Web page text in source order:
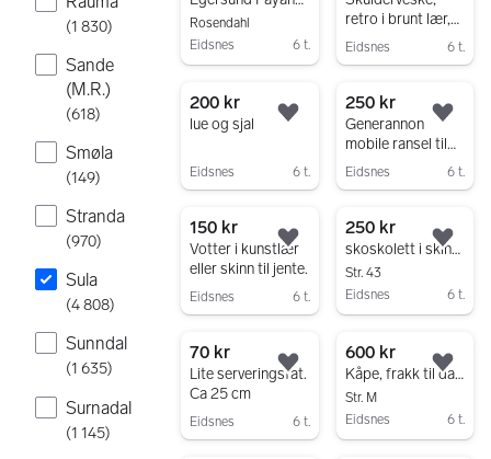
(1 830)
Sande
(M.R.)
(618)
Smøla
(149)
Stranda
(970)
Sula
(4 808)
Sunndal
(1 635)
Surnadal
(1 145)
Rosendahl
Eidsnes
6 t.
retro i brunt lær,
skinn.
Eidsnes 6 t.
200 kr
lue og sjal
Eidsnes 6 t.
Legg til som favoritt.
250 kr
Generannon
mobile ransel til
PC
Eidsnes 6 t.
150 kr
Votter i kunstlær
eller skinn til jente.
Eidsnes 6 t.
Legg til som favoritt.
250 kr
skoskolett i skinn ,North Artic.
Str. 43
Eidsnes
6 t.
70 kr
Lite serveringsfat.
Ca 25 cm
Eidsnes 6 t.
Legg til som favoritt.
600 kr
Kåpe, frakk til dame i ren ull. SortMerke Loft.
Str. M
Eidsnes
6 t.